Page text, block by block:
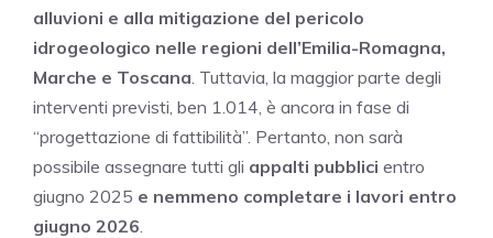
alluvioni e alla mitigazione del pericolo
idrogeologico nelle regioni dell’Emilia-Romagna,
Marche e Toscana . Tuttavia, la maggior parte degli
interventi previsti, ben 1.014, è ancora in fase di
“progettazione di fattibilità”. Pertanto, non sarà
possibile assegnare tutti gli appalti pubblici entro
giugno 2025 e nemmeno completare i lavori entro
giugno 2026